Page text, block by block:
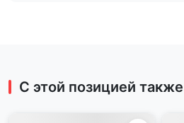
С этой позицией